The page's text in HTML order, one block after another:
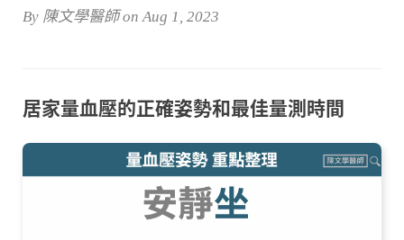
By 陳文學醫師 on Aug 1, 2023
居家量血壓的正確姿勢和最佳量測時間